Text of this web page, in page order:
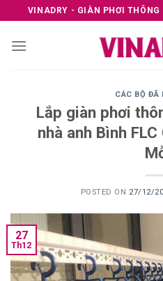
to
content
VINADRY - GIÀN PHƠI
CÁC BỘ ĐÃ
Lắp giàn phơi
nhà anh Bình
POSTED ON 27/12/
27
Th12